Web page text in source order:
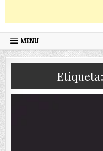
MENU
Etiqueta: